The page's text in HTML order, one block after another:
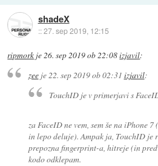
shadeX
::27. sep 2019, 12:15
ripmork je26. sep 2019 ob 22:08izjavil:
zeeje22. sep 2019 ob 02:31 izjavil:
TouchID je v primerjavi s
za FaceID ne vem, sem še na iPhone
in lepo deluje). Ampak ja, TouchID je
prepozna fingerprint-a, hitreje (in
kodo odklepam.